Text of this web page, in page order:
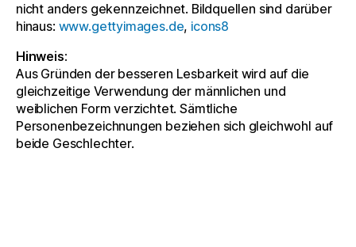
nicht anders gekennzeichnet. Bildquellen sind darüber
hinaus: www.gettyimages.de, icons8
Hinweis:
Aus Gründen der besseren Lesbarkeit wird auf die
gleichzeitige Verwendung der männlichen und
weiblichen Form verzichtet. Sämtliche
Personenbezeichnungen beziehen sich gleichwohl auf
beide Geschlechter.